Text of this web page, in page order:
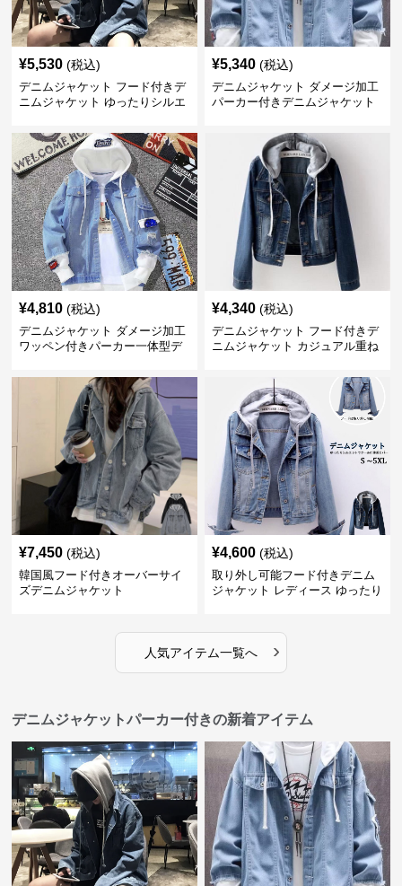
¥5,530 (税込)
デニムジャケット フード付きデ
ニムジャケット ゆったりシルエ
¥5,340 (税込)
デニムジャケット ダメージ加工
パーカー付きデニムジャケット
¥4,810 (税込)
デニムジャケット ダメージ加工
ワッペン付きパーカー一体型デ
¥4,340 (税込)
デニムジャケット フード付きデ
ニムジャケット カジュアル重ね
¥7,450 (税込)
韓国風フード付きオーバーサイ
ズデニムジャケット
¥4,600 (税込)
取り外し可能フード付きデニム
ジャケット レディース ゆったり
人気アイテム一覧へ ›
デニムジャケットパーカー付きの新着アイテム